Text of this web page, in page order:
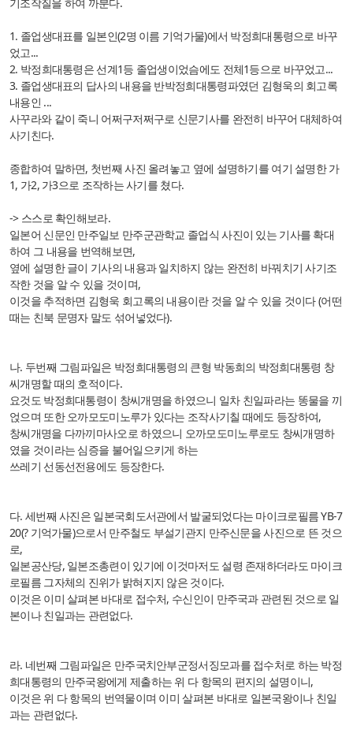
1. 졸업생대표를 일본인(2명 이름 기억가물)에서 박정희대통령으로 바꾸
었고...
2. 박정희대통령은 선계1등 졸업생이었슴에도 전체1등으로 바꾸었고...
3. 졸업생대표의 답사의 내용을 반박정희대통령파였던 김형욱의 회고록
내용인 ...
사꾸라와 같이 죽니 어쩌구저쩌구로 신문기사를 완전히 바꾸어 대체하여
사기친다.
종합하여 말하면, 첫번째 사진 올려놓고 옆에 설명하기를 여기 설명한 가
1, 가2, 가3으로 조작하는 사기를 쳤다.
-> 스스로 확인해보라.
일본어 신문인 만주일보 만주군관학교 졸업식 사진이 있는 기사를 확대
하여 그 내용을 번역해보면,
옆에 설명한 글이 기사의 내용과 일치하지 않는 완전히 바꿔치기 사기조
작한 것을 알 수 있을 것이며,
이것을 추적하면 김형욱 회고록의 내용이란 것을 알 수 있을 것이다 (어떤
때는 친북 문명자 말도 섞어넣었다).
나. 두번째 그림파일은 박정희대통령의 큰형 박동희의 박정희대통령 창
씨개명할 때의 호적이다.
요것도 박정희대통령이 창씨개명을 하였으니 일차 친일파라는 똥물을 끼
얹으며 또한 오까모도미노루가 있다는 조작사기칠 때에도 등장하여,
창씨개명을 다까끼마사오로 하였으니 오까모도미노루로도 창씨개명하
였을 것이라는 심증을 불어일으키게 하는
쓰레기 선동선전용에도 등장한다.
다. 세번째 사진은 일본국회도서관에서 발굴되었다는 마이크로필름 YB-7
20(? 기억가물)으로서 만주철도 부설기관지 만주신문을 사진으로 뜬 것으
로,
일본공산당, 일본조총련이 있기에 이것마저도 설령 존재하더라도 마이크
로필름 그자체의 진위가 밝혀지지 않은 것이다.
이것은 이미 살펴본 바대로 접수처, 수신인이 만주국과 관련된 것으로 일
본이나 친일과는 관련없다.
라. 네번째 그림파일은 만주국치안부군정서징모과를 접수처로 하는 박정
희대통령의 만주국왕에게 제출하는 위 다 항목의 편지의 설명이니,
이것은 위 다 항목의 번역물이며 이미 살펴본 바대로 일본국왕이나 친일
과는 관련없다.